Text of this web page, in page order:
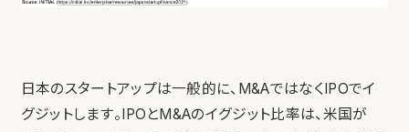
日本のスタートアップは一般的に、M&AではなくIPOでイ
グジットします。IPOとM&Aのイグジット比率は、米国が